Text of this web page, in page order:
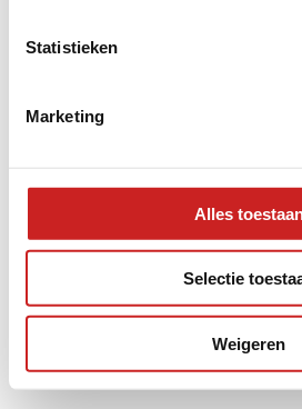
Statistieken
Marketing
Alles
Selectie
Weigeren